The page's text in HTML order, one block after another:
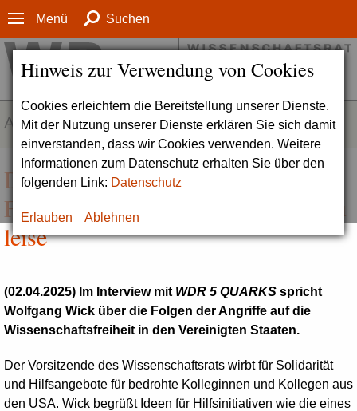
Hinweis zur Verwendung von Cookies
Cookies erleichtern die Bereitstellung unserer Dienste.
Mit der Nutzung unserer Dienste erklären Sie sich damit
einverstanden, dass wir Cookies verwenden. Weitere
Informationen zum Datenschutz erhalten Sie über den
folgenden Link: Datenschutz
Erlauben Ablehnen
Menü Suchen
AKTUELLES
Die internationale
Forschungsgemeinschaft reagiert zu
leise
(02.04.2025) Im Interview mit WDR 5 QUARKS spricht
Wolfgang Wick über die Folgen der Angriffe auf die
Wissenschaftsfreiheit in den Vereinigten Staaten.
Der Vorsitzende des Wissenschaftsrats wirbt für Solidarität
und Hilfsangebote für bedrohte Kolleginnen und Kollegen aus
den USA. Wick begrüßt Ideen für Hilfsinitiativen wie die eines